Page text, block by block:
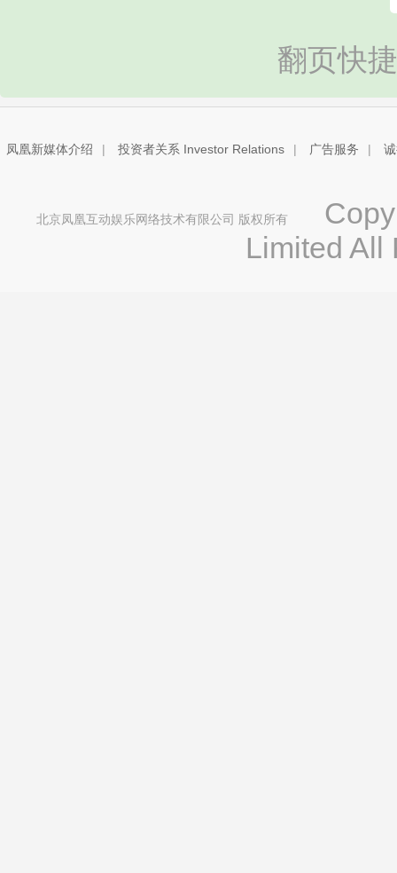
翻页快
凤凰新媒体介绍 | 投资者关系 Investor Relations | 广告服务 |
北京凤凰互动娱乐网络技术有限公司 版权所有
Limited All